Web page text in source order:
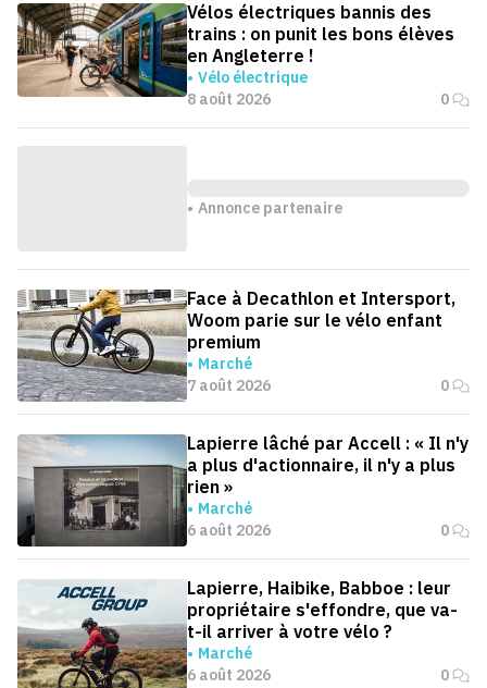
Vélos électriques bannis des
trains : on punit les bons élèves
en Angleterre !
Vélo électrique
8 août 2026
0
Annonce partenaire
Face à Decathlon et Intersport,
Woom parie sur le vélo enfant
premium
Marché
7 août 2026
0
Lapierre lâché par Accell : « Il n'y
a plus d'actionnaire, il n'y a plus
rien »
Marché
6 août 2026
0
Lapierre, Haibike, Babboe : leur
propriétaire s'effondre, que va-
t-il arriver à votre vélo ?
Marché
6 août 2026
0